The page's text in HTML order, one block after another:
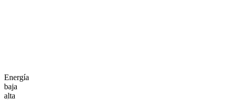
Energía
baja
alta